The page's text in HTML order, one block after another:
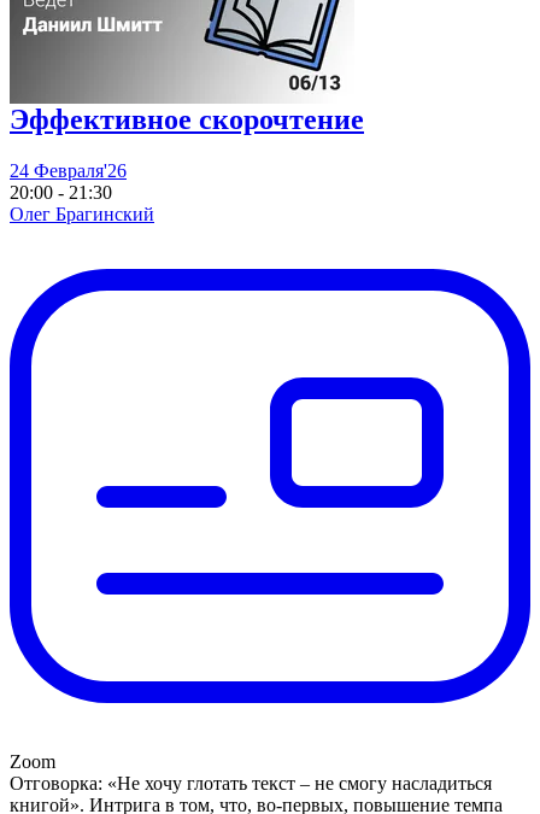
Эффективное скорочтение
24 Февраля'26
20:00 - 21:30
Олег Брагинский
Zoom
Отговорка: «Не хочу глотать текст – не смогу насладиться
книгой». Интрига в том, что, во-первых, повышение темпа